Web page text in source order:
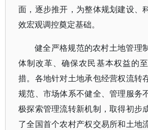
面，逐步推开，为整体规划建设、
效宏观调控奠定基础。
健全严格规范的农村土地管理
体制改革、确保农民基本权益的
措。各地针对土地承包经营权流转
规范、市场体系不健全、管理服务
极探索管理流转新机制，取得初步
了全国首个农村产权交易所和土地